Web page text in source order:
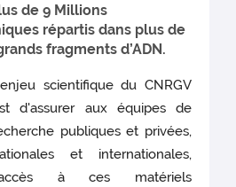
de 9 Millions
répartis dans plus de
fragments d’ADN.
scientifique du CNRGV
d'assurer aux équipes de
publiques et privées,
et internationales,
à ces matériels